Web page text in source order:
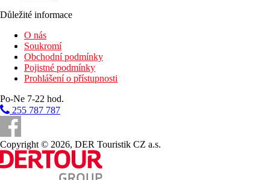
Důležité informace
O nás
Soukromí
Obchodní podmínky
Pojistné podmínky
Prohlášení o přístupnosti
Po-Ne 7-22 hod.
255 787 787
Copyright © 2026, DER Touristik CZ a.s.